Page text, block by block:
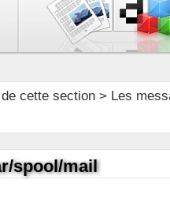
cette section> Les
spool/mail